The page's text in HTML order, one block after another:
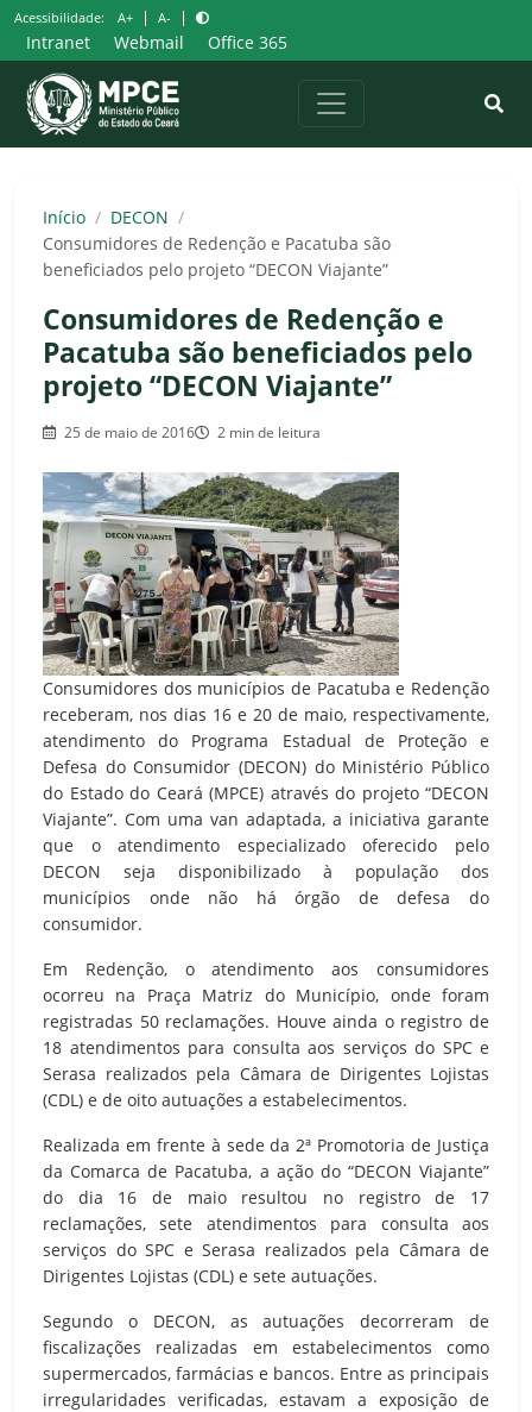
Pular
para
o
conteúdo
Acessibilidade: A+ | A- |
Intranet Webmail Office 365
Início / DECON /
Consumidores de Redenção e Pacatuba são
beneficiados pelo projeto “DECON Viajante”
Consumidores de Redenção e
Pacatuba são beneficiados pelo
projeto “DECON Viajante”
25 de maio de 2016 2 min de leitura
Consumidores dos municípios de Pacatuba e Redenção
receberam, nos dias 16 e 20 de maio, respectivamente,
atendimento do Programa Estadual de Proteção e
Defesa do Consumidor (DECON) do Ministério Público
do Estado do Ceará (MPCE) através do projeto “DECON
Viajante”. Com uma van adaptada, a iniciativa garante
que o atendimento especializado oferecido pelo
DECON seja disponibilizado à população dos
municípios onde não há órgão de defesa do
consumidor.
Em Redenção, o atendimento aos consumidores
ocorreu na Praça Matriz do Município, onde foram
registradas 50 reclamações. Houve ainda o registro de
18 atendimentos para consulta aos serviços do SPC e
Serasa realizados pela Câmara de Dirigentes Lojistas
(CDL) e de oito autuações a estabelecimentos.
Realizada em frente à sede da 2ª Promotoria de Justiça
da Comarca de Pacatuba, a ação do “DECON Viajante”
do dia 16 de maio resultou no registro de 17
reclamações, sete atendimentos para consulta aos
serviços do SPC e Serasa realizados pela Câmara de
Dirigentes Lojistas (CDL) e sete autuações.
Segundo o DECON, as autuações decorreram de
fiscalizações realizadas em estabelecimentos como
supermercados, farmácias e bancos. Entre as principais
irregularidades verificadas, estavam a exposição de